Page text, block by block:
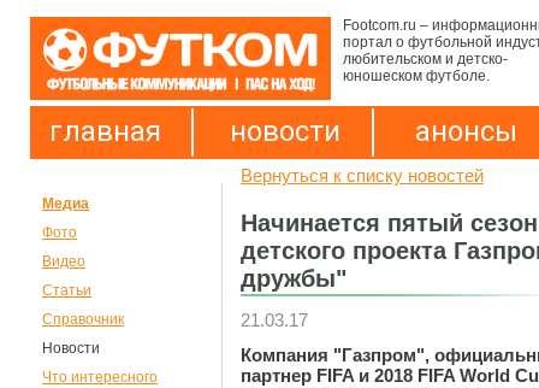
Footcom.ru –
портал о футбольной
любительском и детско-
юношеском футболе.
главная новости анонсы
Медиа
Фото
Видео
Статьи
Справочник
Новости
Что интересного
Вернуться к списку новостей
Начинается пятый
детского проекта
дружбы"
21.03.17
Компания "Газпром",
партнер FIFA и 2018 FIFA World